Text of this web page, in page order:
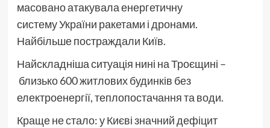
масовано атакувала енергетичну
систему України ракетами і дронами.
Найбільше постраждали Київ.
Найскладніша ситуація нині на Троєщині –
близько 600 житлових будинків без
електроенергії, теплопостачання та води.
Краще не стало: у Києві значний дефіцит